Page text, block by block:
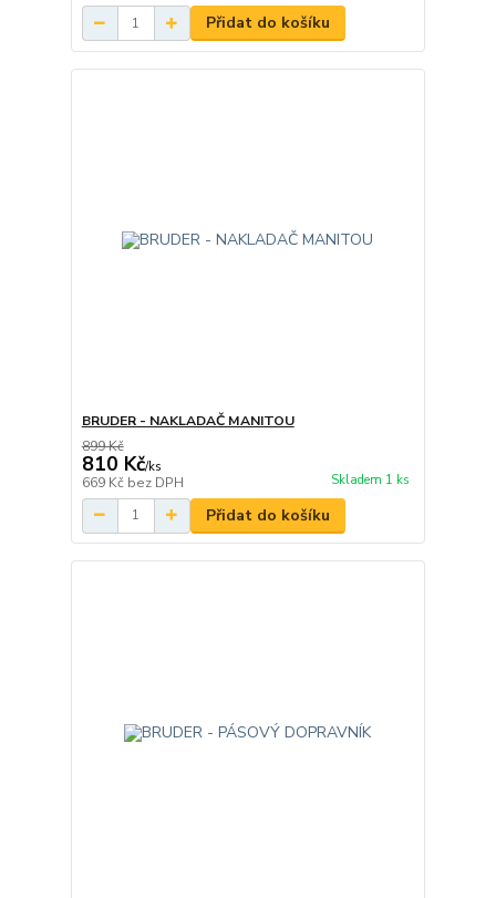
Přidat do košíku
BRUDER - NAKLADAČ MANITOU
899 Kč
810 Kč/ks
669 Kč bez DPH Skladem 1 ks
Přidat do košíku